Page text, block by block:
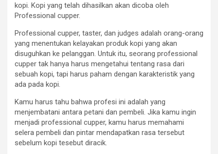
kopi. Kopi yang telah dihasilkan akan dicoba oleh
Professional cupper.
Professional cupper, taster, dan judges adalah orang-orang
yang menentukan kelayakan produk kopi yang akan
disuguhkan ke pelanggan. Untuk itu, seorang professional
cupper tak hanya harus mengetahui tentang rasa dari
sebuah kopi, tapi harus paham dengan karakteristik yang
ada pada kopi.
Kamu harus tahu bahwa profesi ini adalah yang
menjembatani antara petani dan pembeli. Jika kamu ingin
menjadi professional cupper, kamu harus memahami
selera pembeli dan pintar mendapatkan rasa tersebut
sebelum kopi tesebut diracik.